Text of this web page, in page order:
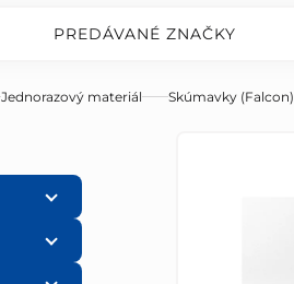
PREDÁVANÉ ZNAČKY
Jednorazový materiál Skúmavky (Falcon)